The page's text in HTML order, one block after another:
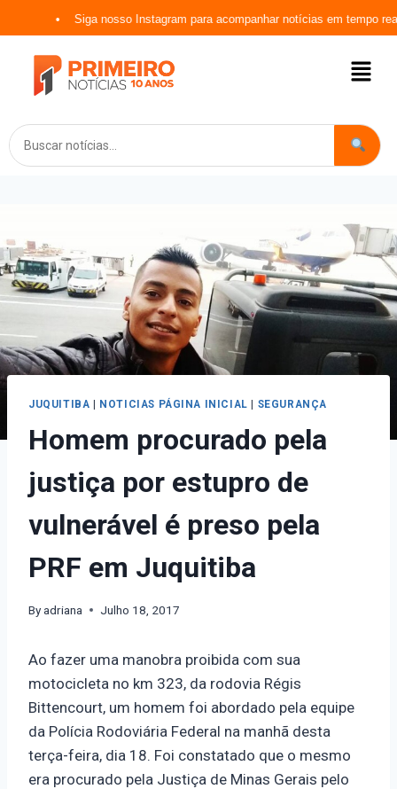
Siga nosso Instagram para acompanhar notícias em tempo real
JUQUITIBA NOTICIAS PÁGINA INICIAL SEGURANÇA
Homem procurado pela
justiça por estupro de
vulnerável é preso pela
PRF em Juquitiba
Byadriana Julho 18, 2017
Ao fazer uma manobra proibida com sua
motocicleta no km 323, da rodovia Régis
Bittencourt, um homem foi abordado pela equipe
da Polícia Rodoviária Federal na manhã desta
terça-feira, dia 18. Foi constatado que o mesmo
era procurado pela Justiça de Minas Gerais pelo